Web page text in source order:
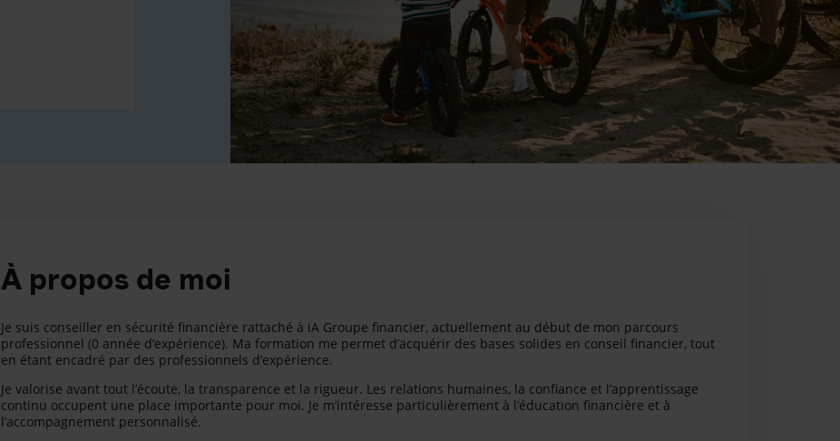
À propos de moi
Je suis conseiller en sécurité financière rattaché à iA Groupe financier, actuellement au début de mon parcours
professionnel (0 année d’expérience). Ma formation me permet d’acquérir des bases solides en conseil financier, tout
en étant encadré par des professionnels d’expérience.
Je valorise avant tout l’écoute, la transparence et la rigueur. Les relations humaines, la confiance et l’apprentissage
continu occupent une place importante pour moi. Je m’intéresse particulièrement à l’éducation financière et à
l’accompagnement personnalisé.